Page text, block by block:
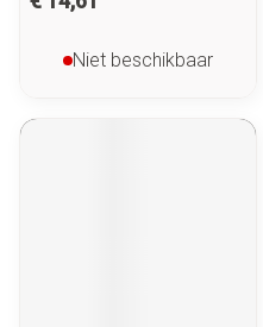
Niet beschikbaar